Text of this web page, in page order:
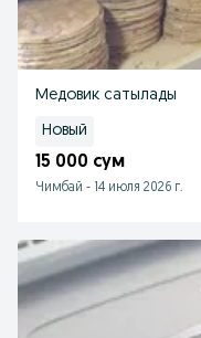
Медовик сатылады
Новый
15 000 сум
Чимбай - 14 июля 2026 г.